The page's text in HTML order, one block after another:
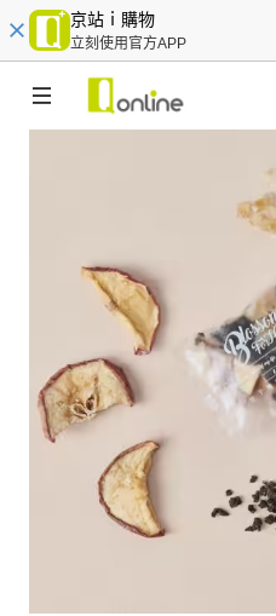
京站ｉ購物
立刻使用官方APP